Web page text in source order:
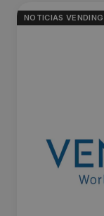
NOTICIAS